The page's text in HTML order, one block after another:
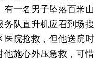
一名男子坠落百米山
务队直升机应召到场搜
医院抢救，但他送院时
他施心外压急救，可惜